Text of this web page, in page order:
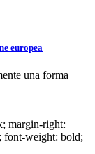
europea
una forma
margin-right:
font-weight: bold;